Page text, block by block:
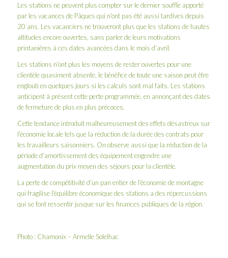
Les stations ne peuvent plus compter sur le dernier souffle apporté
par les vacances de Pâques qui n’ont pas été aussi tardives depuis
20 ans. Les vacanciers ne trouveront plus que les stations de hautes
altitudes encore ouvertes, sans parler de leurs motivations
printanières à ces dates avancées dans le mois d’avril.
Les stations n’ont plus les moyens de rester ouvertes pour une
clientèle quasiment absente, le bénéfice de toute une saison peut être
englouti en quelques jours si les calculs sont mal faits. Les stations
anticipent à présent cette perte programmée, en annonçant des dates
de fermeture de plus en plus précoces.
Cette tendance introduit malheureusement des effets désastreux sur
l’économie locale tels que la réduction de la durée des contrats pour
les travailleurs saisonniers. On observe aussi que la réduction de la
période d’amortissement des équipement engendre une
augmentation du prix moyen des séjours pour la clientèle.
La perte de compétitivité d’un pan entier de l’économie de montagne
qui fragilise l’équilibre économique des stations a des répercussions
qui se font ressentir jusque sur les finances publiques de la région.
Photo : Chamonix – Armelle Solelhac